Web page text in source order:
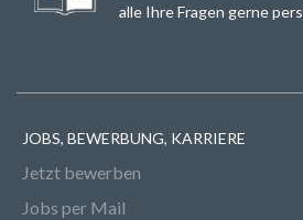
alle Ihre Fragen gerne
JOBS, BEWERBUNG, KARRIERE
Jetzt bewerben
Jobs per Mail